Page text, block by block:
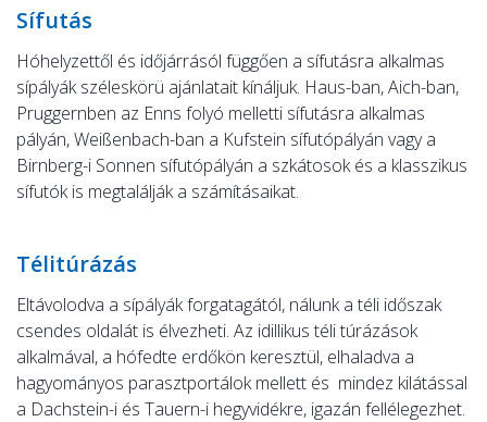
Sífutás
Hóhelyzettől és időjárrásól függően a sífutásra alkalmas
sípályák széleskörü ajánlatait kínáljuk. Haus-ban, Aich-ban,
Pruggernben az Enns folyó melletti sífutásra alkalmas
pályán, Weißenbach-ban a Kufstein sífutópályán vagy a
Birnberg-i Sonnen sífutópályán a szkátosok és a klasszikus
sífutók is megtalálják a számításaikat.
Télitúrázás
Eltávolodva a sípályák forgatagától, nálunk a téli időszak
csendes oldalát is élvezheti. Az idillikus téli túrázások
alkalmával, a hófedte erdőkön keresztül, elhaladva a
hagyományos parasztportálok mellett és mindez kilátással
a Dachstein-i és Tauern-i hegyvidékre, igazán fellélegezhet.